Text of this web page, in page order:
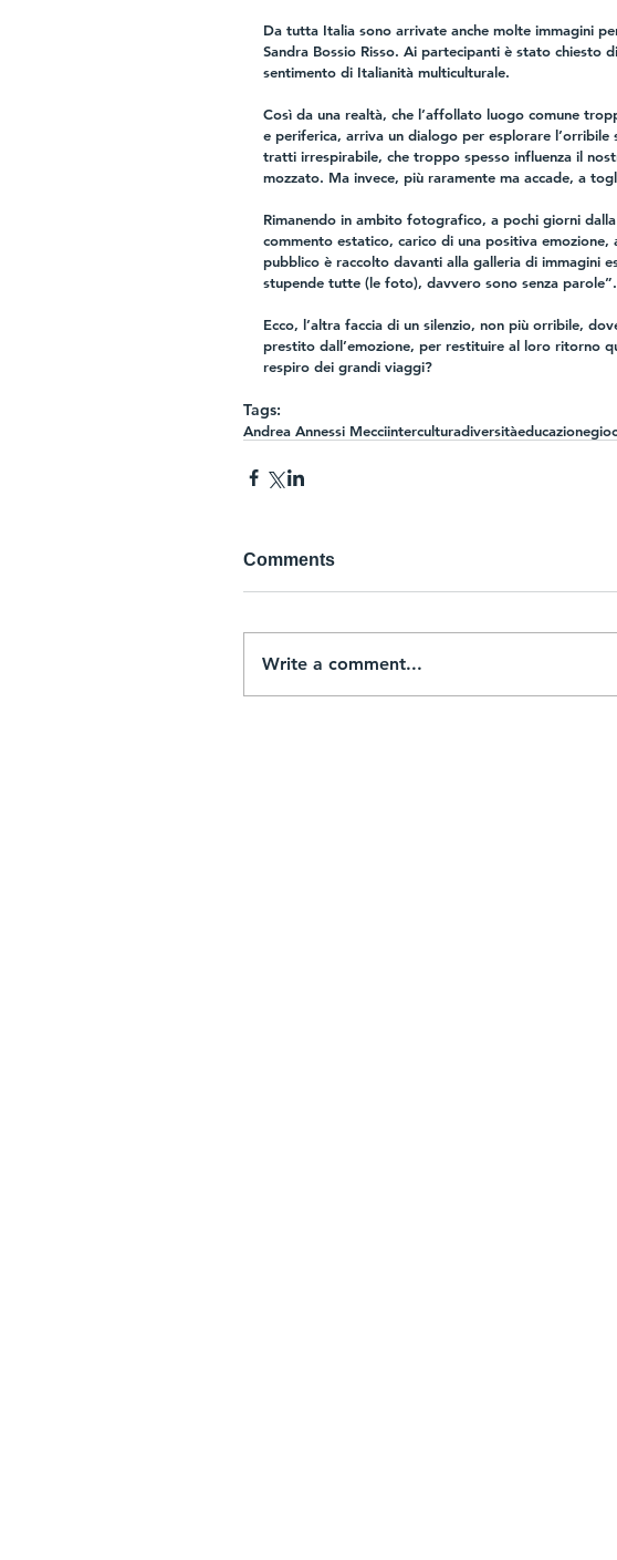
Da tutta Italia sono arrivate anche molte immagini
Sandra Bossio Risso. Ai partecipanti è stato chiesto
sentimento di Italianità multiculturale.
Così da una realtà, che l’affollato luogo comune
e periferica, arriva un dialogo per esplorare
tratti irrespirabile, che troppo spesso influenza il
mozzato. Ma invece, più raramente ma accade, a
Rimanendo in ambito fotografico, a pochi giorni
commento estatico, carico di una positiva
pubblico è raccolto davanti alla galleria di immagini
stupende tutte (le foto), davvero sono senza parole”.
Ecco, l’altra faccia di un silenzio, non più orribile,
prestito dall’emozione, per restituire al loro ritorno
respiro dei grandi viaggi?
Tags:
Andrea Annessi Mecciinterculturadiversitàeducazione
Comments
Write a comment...